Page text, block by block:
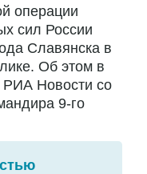
операции
сил России
Славянска в
Об этом в
РИА Новости со
9-го